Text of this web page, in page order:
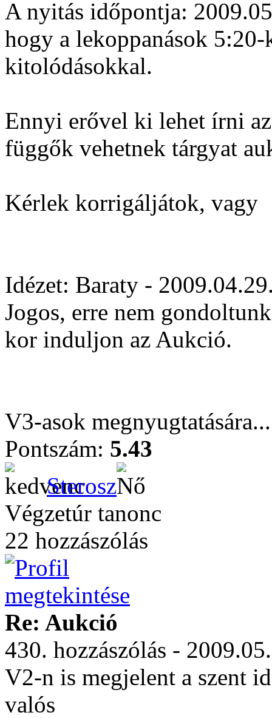
A nyitás időpontja:
hogy a lekoppanások
kitolódásokkal.
Ennyi erővel ki lehet írni
függők vehetnek tárgyat
Kérlek korrigáljátok, vagy
Idézet: Baraty -
Jogos, erre nem
kor induljon az Aukció.
V3-asok megnyugtatására...
Pontszám: 5.43
Sterosz
Végzetúr tanonc
22 hozzászólás
Re: Aukció
430. hozzászólás -
V2-n is megjelent a szent
valós